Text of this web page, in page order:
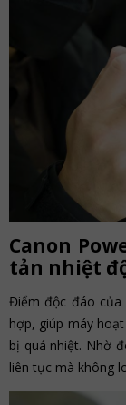
Canon
tản nhiệt
Điểm độc đáo của
hợp, giúp máy
bị quá nhiệt. Nhờ
liên tục mà không